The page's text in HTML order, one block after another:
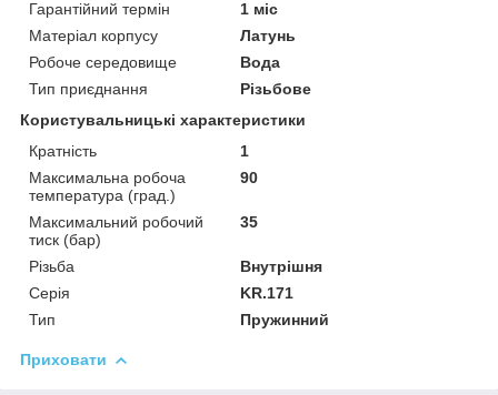
Гарантійний термін
1 міс
Матеріал корпусу
Латунь
Робоче середовище
Вода
Тип приєднання
Різьбове
Користувальницькі характеристики
Кратність
1
Максимальна робоча
температура (град.)
90
Максимальний робочий
тиск (бар)
35
Різьба
Внутрішня
Серія
KR.171
Тип
Пружинний
Приховати